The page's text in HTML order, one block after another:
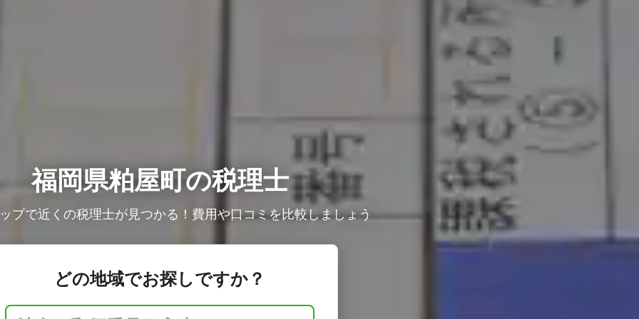
福岡県粕屋町の税理士
プで近くの税理士が見つかる！費用や口コミを比較しましょう
どの地域でお探しですか？